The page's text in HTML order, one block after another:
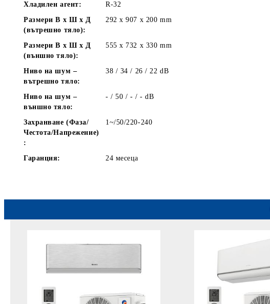
Хладилен агент:
R-32
Размери В x Ш x Д
(вътрешно тяло):
292 x 907 x 200 mm
Размери В x Ш x Д
(външно тяло):
555 x 732 x 330 mm
Ниво на шум –
вътрешно тяло:
38 / 34 / 26 / 22dB
Ниво на шум –
външно тяло:
- / 50 / - / -dB
Захранване (Фаза/
Честота/Напрежение)
:
1~/50/220-240
Гаранция: 24 месеца